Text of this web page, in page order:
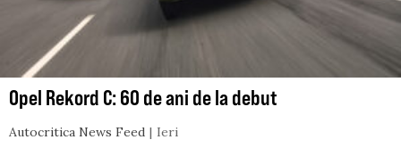
Opel Rekord C: 60 de ani de la debut
Autocritica News Feed Ieri